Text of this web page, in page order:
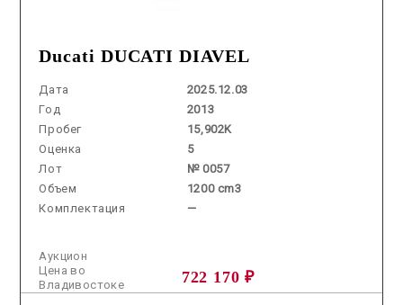
Ducati DUCATI DIAVEL
Дата
2025.12.03
Год
2013
Пробег
15,902K
Оценка
5
Лот
№ 0057
Объем
1200 cm3
Комплектация
—
Аукцион
722 170 ₽
Цена во
Владивостоке